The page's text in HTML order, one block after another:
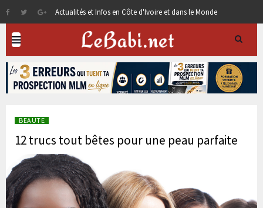
Actualités et Infos en Côte d'Ivoire et dans le Monde
BEAUTE
12 trucs tout bêtes pour une peau parfaite